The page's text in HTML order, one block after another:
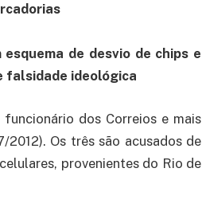
de desvio de chips e
falsidade ideológica
dos Correios e mais
Os três são acusados de
provenientes do Rio de